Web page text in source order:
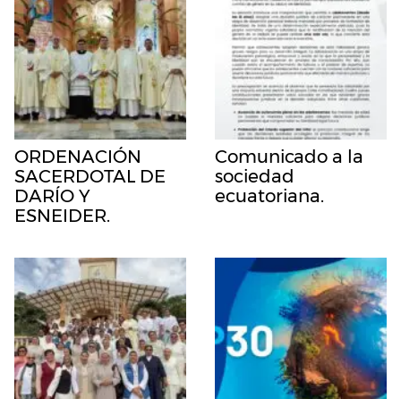
ORDENACIÓN
SACERDOTAL DE
DARÍO Y
ESNEIDER.
Comunicado a la
sociedad
ecuatoriana.